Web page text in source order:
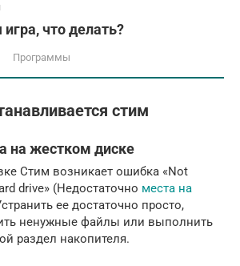
игра, что делать?
Программы
стим
на жестком диске
Стим возникает ошибка «Not
drive» (Недостаточно места на
ее достаточно просто,
ненужные файлы или выполнить
раздел накопителя.